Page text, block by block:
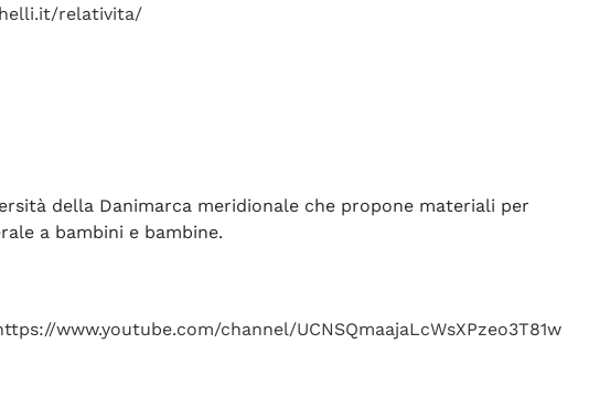
relativita/
della Danimarca meridionale che propone materiali per
a bambini e bambine.
www.youtube.com/channel/UCNSQmaajaLcWsXPzeo3T81w